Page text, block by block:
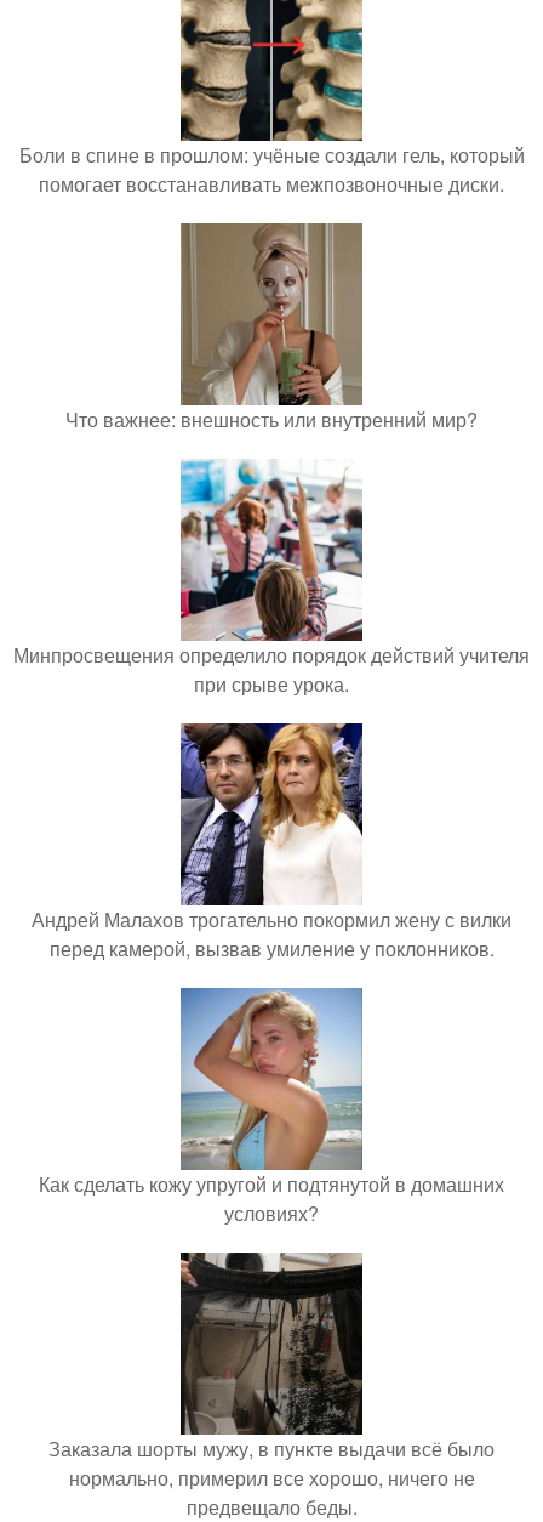
Боли в спине в прошлом: учёные создали гель, который
помогает восстанавливать межпозвоночные диски.
Что важнее: внешность или внутренний мир?
Минпросвещения определило порядок действий учителя
при срыве урока.
Андрей Малахов трогательно покормил жену с вилки
перед камерой, вызвав умиление у поклонников.
Как сделать кожу упругой и подтянутой в домашних
условиях?
Заказала шорты мужу, в пункте выдачи всё было
нормально, примерил все хорошо, ничего не
предвещало беды.